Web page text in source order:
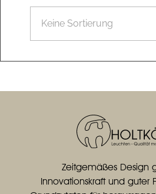
Zeitgemäßes Design
Innovationskraft und guter